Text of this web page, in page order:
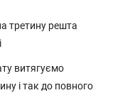
третину решта
витягуємо
і так до повного